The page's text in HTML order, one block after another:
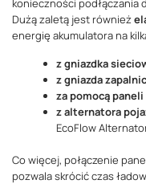
konieczności podłączania
Dużą zaletą jest również
energię akumulatora na
z gniazdka
z gniazda
za pomocą
z alternatora
EcoFlow
Co więcej, połączenie
pozwala skrócić czas